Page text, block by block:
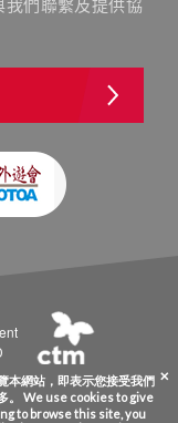
社 牌照號碼 350488